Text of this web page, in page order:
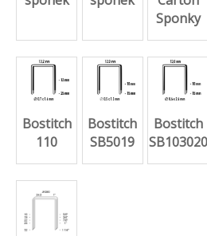
Sponky
Bostitch
110
Bostitch
SB5019
Bostitch
SB103020